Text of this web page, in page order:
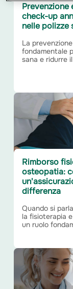
Prevenzione
check-up
nelle polizze
La
fondamentale
sana e ridurre
Rimborso
osteopatia:
differenza
Quando si
la fisioterapia
un ruolo